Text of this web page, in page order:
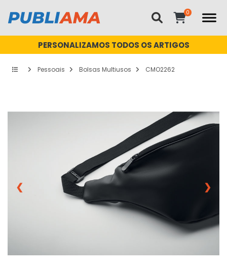
PERSONALIZAMOS TODOS OS ARTIGOS
Pessoais Bolsas Multiusos CMO2262
❮ ❯